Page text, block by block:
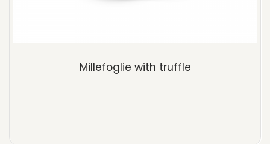
Millefoglie with truffle